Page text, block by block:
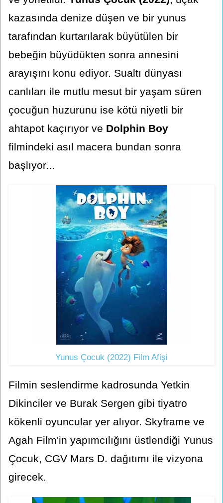
kazasında denize düşen ve bir yunus
tarafından kurtarılarak büyütülen bir
bebeğin büyüdükten sonra annesini
arayışını konu ediyor. Sualtı dünyası
canlıları ile mutlu mesut bir yaşam süren
çocuğun huzurunu ise kötü niyetli bir
ahtapot kaçırıyor ve Dolphin Boy
filmindeki asıl macera bundan sonra
başlıyor...
Yunus Çocuk (2022) Film Afişi
Filmin seslendirme kadrosunda Yetkin
Dikinciler ve Burak Sergen gibi tiyatro
kökenli oyuncular yer alıyor. Skyframe ve
Agah Film'in yapımcılığını üstlendiği Yunus
Çocuk, CGV Mars D. dağıtımı ile vizyona
girecek.